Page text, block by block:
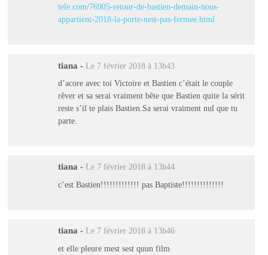
tele.com/76905-retour-de-bastien-demain-nous-
appartient-2018-la-porte-nest-pas-fermee.html
tiana - Le 7 février 2018 à 13h43
d’acore avec toi Victoire et Bastien c’était le couple
rêver et sa serai vraiment bête que Bastien quite la sérit
reste s’il te plais Bastien.Sa serai vraiment nul que tu
parte.
tiana - Le 7 février 2018 à 13h44
c’est Bastien!!!!!!!!!!!!! pas Baptiste!!!!!!!!!!!!!!
tiana - Le 7 février 2018 à 13h46
et elle pleure mest sest quun film